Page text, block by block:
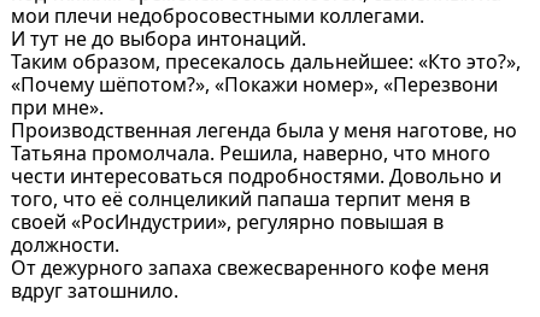
мои плечи недобросовестными коллегами.
И тут не до выбора интонаций.
Таким образом, пресекалось дальнейшее: «Кто это?»,
«Почему шёпотом?», «Покажи номер», «Перезвони
при мне».
Производственная легенда была у меня наготове, но
Татьяна промолчала. Решила, наверно, что много
чести интересоваться подробностями. Довольно и
того, что её солнцеликий папаша терпит меня в
своей «РосИндустрии», регулярно повышая в
должности.
От дежурного запаха свежесваренного кофе меня
вдруг затошнило.